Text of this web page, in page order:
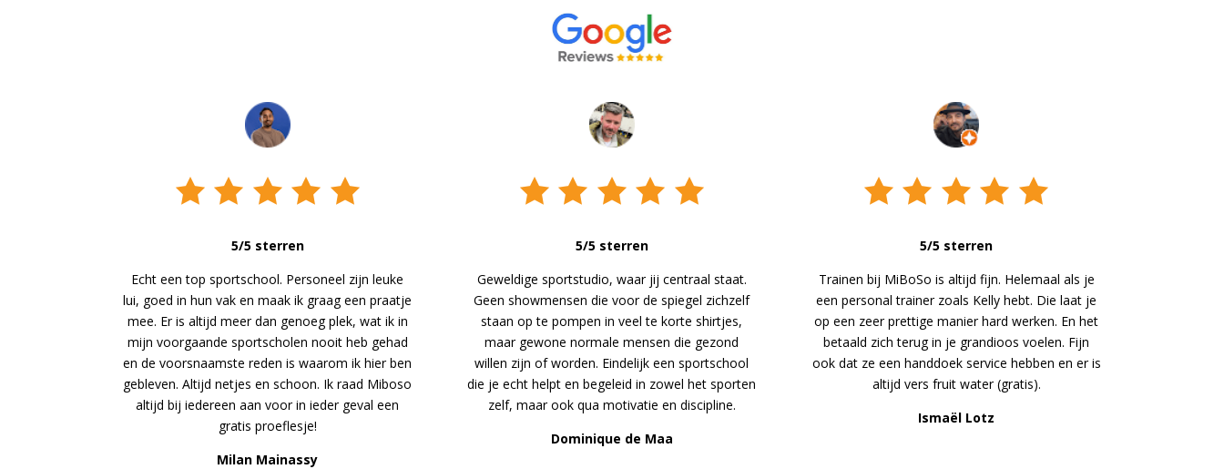
5/5 sterren
Echt een top sportschool. Personeel zijn leuke
lui, goed in hun vak en maak ik graag een praatje
mee. Er is altijd meer dan genoeg plek, wat ik in
mijn voorgaande sportscholen nooit heb gehad
en de voorsnaamste reden is waarom ik hier ben
gebleven. Altijd netjes en schoon. Ik raad Miboso
altijd bij iedereen aan voor in ieder geval een
gratis proeflesje!
Milan Mainassy
5/5 sterren
Geweldige sportstudio, waar jij centraal staat.
Geen showmensen die voor de spiegel zichzelf
staan op te pompen in veel te korte shirtjes,
maar gewone normale mensen die gezond
willen zijn of worden. Eindelijk een sportschool
die je echt helpt en begeleid in zowel het sporten
zelf, maar ook qua motivatie en discipline.
Dominique de Maa
5/5 sterren
Trainen bij MiBoSo is altijd fijn. Helemaal als je
een personal trainer zoals Kelly hebt. Die laat je
op een zeer prettige manier hard werken. En het
betaald zich terug in je grandioos voelen. Fijn
ook dat ze een handdoek service hebben en er is
altijd vers fruit water (gratis).
Ismaël Lotz